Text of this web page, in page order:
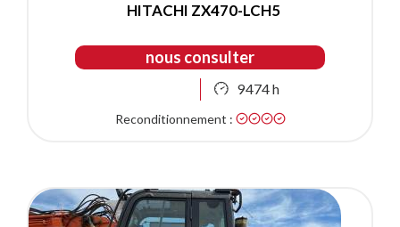
HITACHI ZX470-LCH5
nous consulter
9474 h
Reconditionnement :